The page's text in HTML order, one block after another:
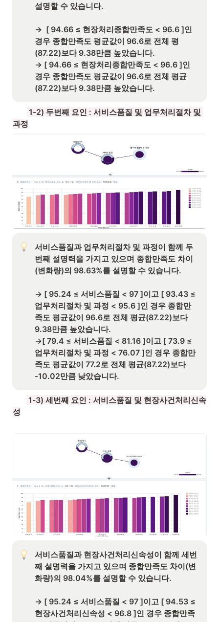
설명할 수 있습니다.
→  [ 94.66 ≤ 현장처리종합만족도 < 96.6 ]인
경우 종합만족도 평균값이 96.6로 전체 평
(87.22)보다 9.38만큼 높았습니다.
→ [ 94.66 ≤ 현장처리종합만족도 < 96.6 ]인
경우 종합만족도 평균값이 96.6로 전체 평균
(87.22)보다 9.38만큼 높았습니다.
1-2) 두번째 요인 : 서비스품질 및 업무처리절차 및
과정
서비스품질과 업무처리절차 및 과정이 함께 두
번째 설명력을 가지고 있으며 종합만족도 차이
(변화량)의 98.63%를 설명할 수 있습니다.
→ [ 95.24 ≤ 서비스품질 < 97 ]이고 [ 93.43 ≤
업무처리절차 및 과정 < 95.6 ]인 경우 종합만
족도 평균값이 96.6로 전체 평균(87.22)보다
9.38만큼 높았습니다.
→[ 79.4 ≤ 서비스품질 < 81.16 ]이고 [ 73.9 ≤
업무처리절차 및 과정 < 76.07 ]인 경우 종합만
족도 평균값이 77.2로 전체 평균(87.22)보다
-10.02만큼 낮았습니다.
1-3) 세번째 요인 : 서비스품질 및 현장사건처리신속
성
서비스품질과 현장사건처리신속성이 함께 세번
째 설명력을 가지고 있으며 종합만족도 차이(변
화량)의 98.04%를 설명할 수 있습니다.
→ [ 95.24 ≤ 서비스품질 < 97 ]이고 [ 94.53 ≤
현장사건처리신속성 < 96.8 ]인 경우 종합만족